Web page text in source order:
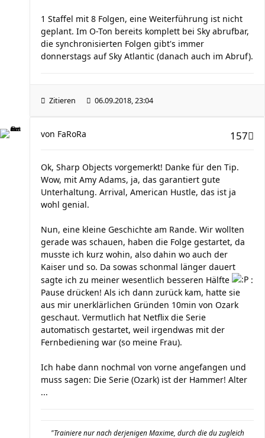
1 Staffel mit 8 Folgen, eine Weiterführung ist nicht
geplant. Im O-Ton bereits komplett bei Sky abrufbar,
die synchronisierten Folgen gibt's immer
donnerstags auf Sky Atlantic (danach auch im Abruf).
Zitieren 06.09.2018, 23:04
157
von FaRoRa
Ok, Sharp Objects vorgemerkt! Danke für den Tip.
Wow, mit Amy Adams, ja, das garantiert gute
Unterhaltung. Arrival, American Hustle, das ist ja
wohl genial.
Nun, eine kleine Geschichte am Rande. Wir wollten
gerade was schauen, haben die Folge gestartet, da
musste ich kurz wohin, also dahin wo auch der
Kaiser und so. Da sowas schonmal länger dauert
sagte ich zu meiner wesentlich besseren Hälfte
:
Pause drücken! Als ich dann zurück kam, hatte sie
aus mir unerklärlichen Gründen 10min von Ozark
geschaut. Vermutlich hat Netflix die Serie
automatisch gestartet, weil irgendwas mit der
Fernbediening war (so meine Frau).
Ich habe dann nochmal von vorne angefangen und
muss sagen: Die Serie (Ozark) ist der Hammer! Alter
...
"Trainiere nur nach derjenigen Maxime, durch die du zugleich